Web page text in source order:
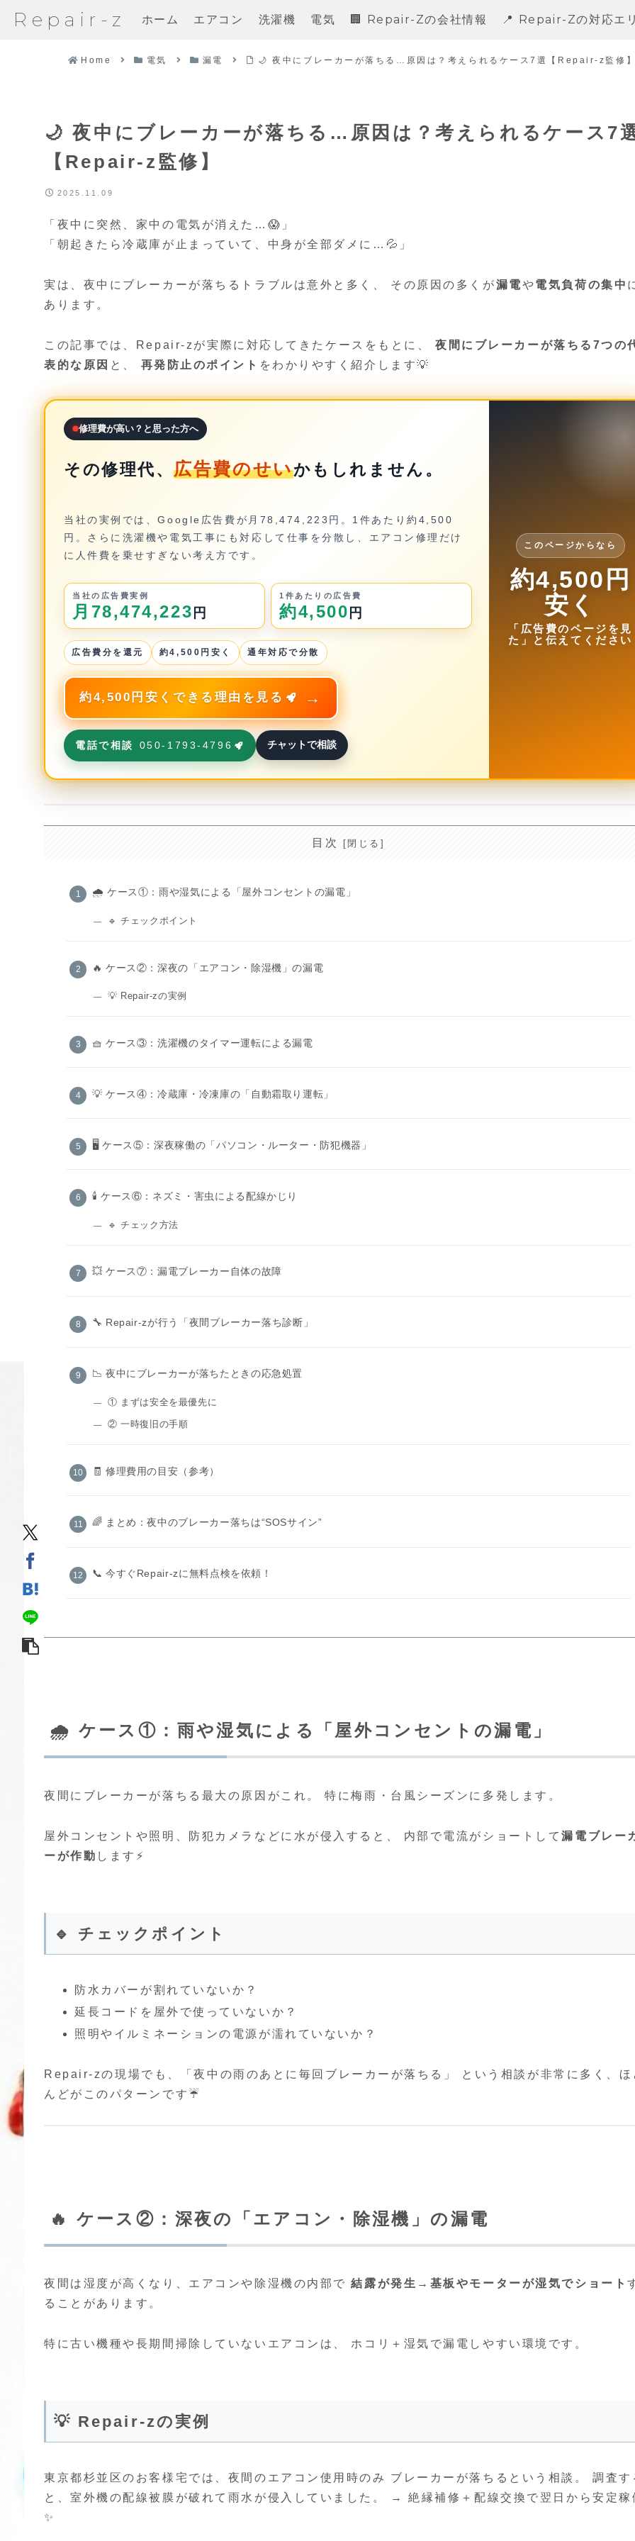
Repair-z ホーム エアコン 洗濯機 電気 🏢 Repair-Zの会社情報 📍 Repair-Zの対応エ
Home 電気 漏電 🌙 夜中にブレーカーが落ちる…原因は？考えられるケース7選【Repair-z監修
🌙 夜中にブレーカーが落ちる…原因は？考えられるケース7
【Repair-z監修】
2025.11.09
「夜中に突然、家中の電気が消えた…😱」
「朝起きたら冷蔵庫が止まっていて、中身が全部ダメに…💦」
実は、夜中にブレーカーが落ちるトラブルは意外と多く、 その原因の多くが漏電や電気負荷の集中
あります。
この記事では、Repair-zが実際に対応してきたケースをもとに、夜間にブレーカーが落ちる7つの
表的な原因 と、 再発防止のポイント をわかりやすく紹介します💡
修理費が高い？と思った方へ
その修理代、広告費のせいかもしれません。
当社の実例では、Google広告費が月78,474,223円。1件あたり約4,500
円。さらに洗濯機や電気工事にも対応して仕事を分散し、エアコン修理だけ
に人件費を乗せすぎない考え方です。
当社の広告費実例
月78,474,223 円
1件あたりの広告費
約4,500 円
広告費分を還元 約4,500円安く 通年対応で分散
約4,500円安くできる理由を見る
電話で相談 050-1793-4796 チャットで相談
このページからなら
約4,500円
安く
「広告費のページを見
た」と伝えてください
目次
🌧 ケース①：雨や湿気による「屋外コンセントの漏電」
🔹 チェックポイント
🔥 ケース②：深夜の「エアコン・除湿機」の漏電
💡 Repair-zの実例
🧺 ケース③：洗濯機のタイマー運転による漏電
💡 ケース④：冷蔵庫・冷凍庫の「自動霜取り運転」
🖥 ケース⑤：深夜稼働の「パソコン・ルーター・防犯機器」
🕯 ケース⑥：ネズミ・害虫による配線かじり
🔹 チェック方法
💥 ケース⑦：漏電ブレーカー自体の故障
🔧 Repair-zが行う「夜間ブレーカー落ち診断」
📉 夜中にブレーカーが落ちたときの応急処置
① まずは安全を最優先に
② 一時復旧の手順
🧾 修理費用の目安（参考）
🌈 まとめ：夜中のブレーカー落ちは“SOSサイン”
📞 今すぐRepair-zに無料点検を依頼！
🌧 ケース①：雨や湿気による「屋外コンセントの漏電」
夜間にブレーカーが落ちる最大の原因がこれ。 特に梅雨・台風シーズンに多発します。
屋外コンセントや照明、防犯カメラなどに水が侵入すると、 内部で電流がショートして漏電ブレー
ーが作動 します⚡️
🔹 チェックポイント
防水カバーが割れていないか？
延長コードを屋外で使っていないか？
照明やイルミネーションの電源が濡れていないか？
Repair-zの現場でも、「夜中の雨のあとに毎回ブレーカーが落ちる」 という相談が非常に多く、ほ
んどがこのパターンです☔️
🔥 ケース②：深夜の「エアコン・除湿機」の漏電
夜間は湿度が高くなり、エアコンや除湿機の内部で結露が発生→基板やモーターが湿気でショート
ることがあります。
特に古い機種や長期間掃除していないエアコンは、 ホコリ＋湿気で漏電しやすい環境です。
💡 Repair-zの実例
東京都杉並区のお客様宅では、夜間のエアコン使用時のみ ブレーカーが落ちるという相談。 調査す
と、室外機の配線被膜が破れて雨水が侵入していました。 → 絶縁補修＋配線交換で翌日から安定稼
✨